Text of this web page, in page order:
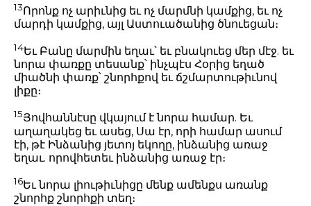
13Որոնք ոչ արիւնից եւ ոչ մարմնի կամքից, եւ ոչ
մարդի կամքից, այլ Աստուածանից ծնուեցան։
14Եւ Բանը մարմին եղաւ՝ եւ բնակուեց մեր մէջ. եւ
նորա փառքը տեսանք՝ ինչպէս Հօրից եղած
միածնի փառք՝ շնորհքով եւ ճշմարտութիւնով
լիքը։
15Յովհաննէսը վկայում է նորա համար. Եւ
աղաղակեց եւ ասեց, Սա էր, որի համար ասում
էի, թէ Ինձանից յետոյ եկողը, ինձանից առաջ
եղաւ. որովհետեւ ինձանից առաջ էր։
16Եւ նորա լիութիւնիցը մենք ամենքս առանք
շնորհք շնորհքի տեղ։